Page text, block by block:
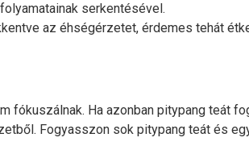
serkentésével.
az éhségérzetet, érdemes tehát
fókuszálnak. Ha azonban pitypang teát
Fogyasszon sok pitypang teát és